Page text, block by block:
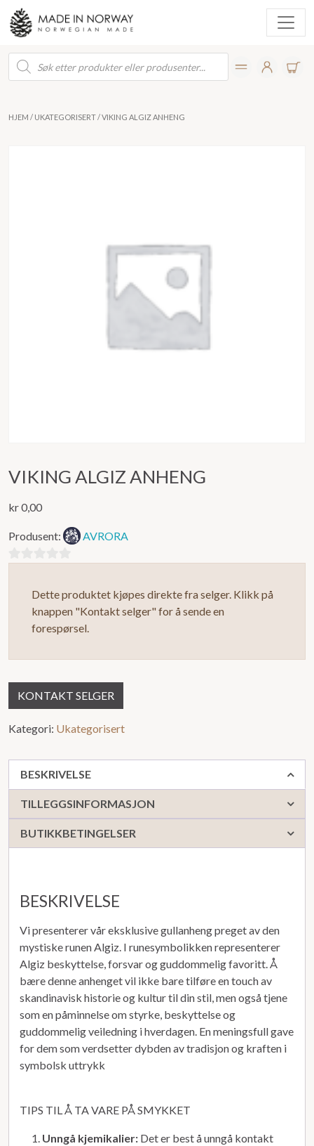
Products
search
HJEM / UKATEGORISERT/ VIKING ALGIZ ANHENG
VIKING ALGIZ ANHENG
kr0,00
Produsent: AVRORA
Dette produktet kjøpes direkte fra selger. Klikk på
knappen "Kontakt selger" for å sende en
forespørsel.
KONTAKT SELGER
Kategori: Ukategorisert
BESKRIVELSE
TILLEGGSINFORMASJON
BUTIKKBETINGELSER
BESKRIVELSE
Vi presenterer vår eksklusive gullanheng preget av den
mystiske runen Algiz. I runesymbolikken representerer
Algiz beskyttelse, forsvar og guddommelig favoritt. Å
bære denne anhenget vil ikke bare tilføre en touch av
skandinavisk historie og kultur til din stil, men også tjene
som en påminnelse om styrke, beskyttelse og
guddommelig veiledning i hverdagen. En meningsfull gave
for dem som verdsetter dybden av tradisjon og kraften i
symbolsk uttrykk
TIPS TIL Å TA VARE PÅ SMYKKET
Unngå kjemikalier: Det er best å unngå kontakt